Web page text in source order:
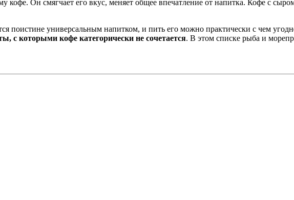
кофе. Он смягчает его вкус, меняет общее впечатление от напитка. Кофе с
поистине универсальным напитком, и пить его можно практически с чем
с которыми кофе категорически не сочетается. В этом списке рыба и